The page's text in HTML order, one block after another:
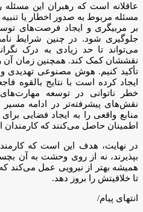
عاقلانه است که رهبران این مسئله
مسئله مربوط به صدور اخطار یا
بر مربیگری و ایجاد فرصت‌های
جلوگیری شود. در چنین شرایط
می‌تواند تا حد زیادی به درک
نقششان کمک کند. همچنین زمان آن
تأکید کنیم. هوش مصنوعی تهدیدی
ایجاد کرده است با نتایج بالقوه
خطر ناتوانی در توسعه
نقش‌های پیشرفته‌تر در ادامه
منابع واقعی را به ایجاد فضایی
اطمینان حاصل می‌کنند که
در نهایت، هدف این است که
بپذیرند، نه از روی وحشت به آن
همیشه بهتر از نیرویی عمل
تا خلاقیتش را بروز دهد.
انتهای پیام/